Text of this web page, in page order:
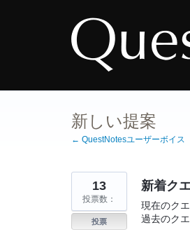
ッ
新しい提案
← QuestNotesユーザーボイス
新着ク
現在のク
過去のク
13
投票数：
投票